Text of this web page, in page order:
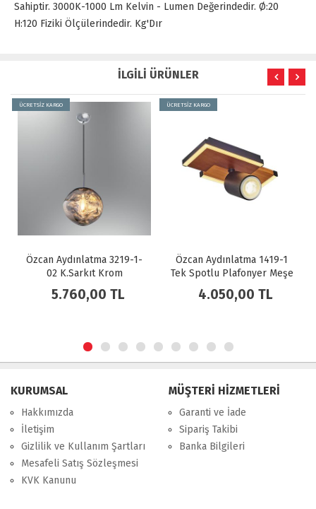
Sahiptir. 3000K-1000 Lm Kelvin - Lumen Değerindedir. Ø:20
H:120 Fiziki Ölçülerindedir. Kg'Dır
İLGİLİ ÜRÜNLER
ÜCRETSİZ KARGO
Özcan Aydınlatma 3219-1-
02 K.Sarkıt Krom
5.760,00 TL
ÜCRETSİZ KARGO
Özcan Aydınlatma 1419-1
Tek Spotlu Plafonyer Meşe
4.050,00 TL
KURUMSAL
Hakkımızda
İletişim
Gizlilik ve Kullanım Şartları
Mesafeli Satış Sözleşmesi
KVK Kanunu
MÜŞTERİ HİZMETLERİ
Garanti ve İade
Sipariş Takibi
Banka Bilgileri